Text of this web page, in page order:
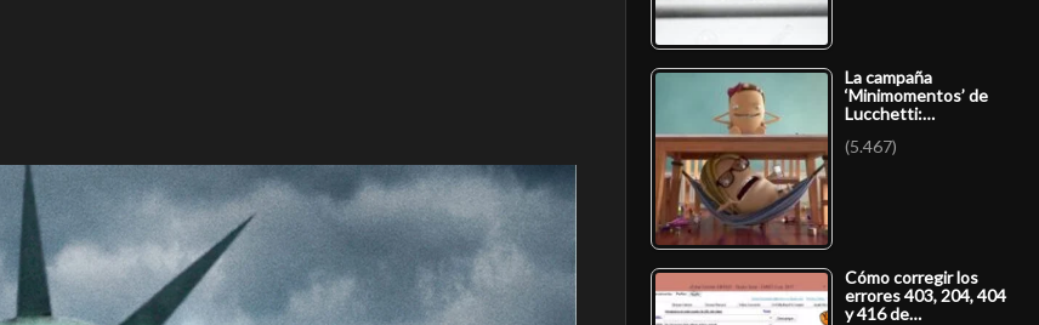
La campaña
‘Minimomentos’ de
Lucchetti:…
(5.467)
Cómo corregir los
errores 403, 204, 404
y 416 de…